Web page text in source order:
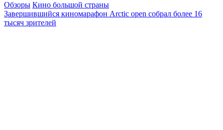
Обзоры Кино большой страны
Завершившийся киномарафон Arctic open собрал более 16
тысяч зрителей